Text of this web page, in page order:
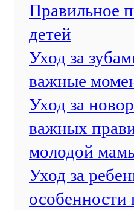
Правильное
детей
Уход за
важные
Уход за
важных
молодой
Уход за
особенности